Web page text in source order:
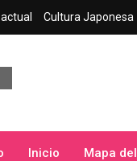
Cultura Japonesa
Inicio Mapa del